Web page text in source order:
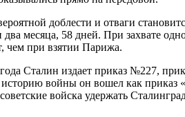
доблести и отваги
два месяца, 58 дней. При захвате
чем при взятии Парижа.
Сталин издает приказ №227,
войны он вошел как приказ
войска удержать